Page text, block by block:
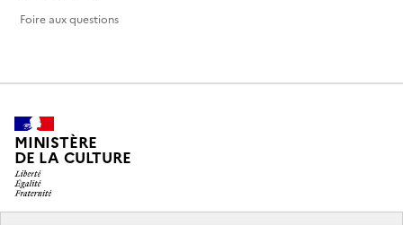
Foire aux questions
MINISTÈRE
DE LA CULTURE